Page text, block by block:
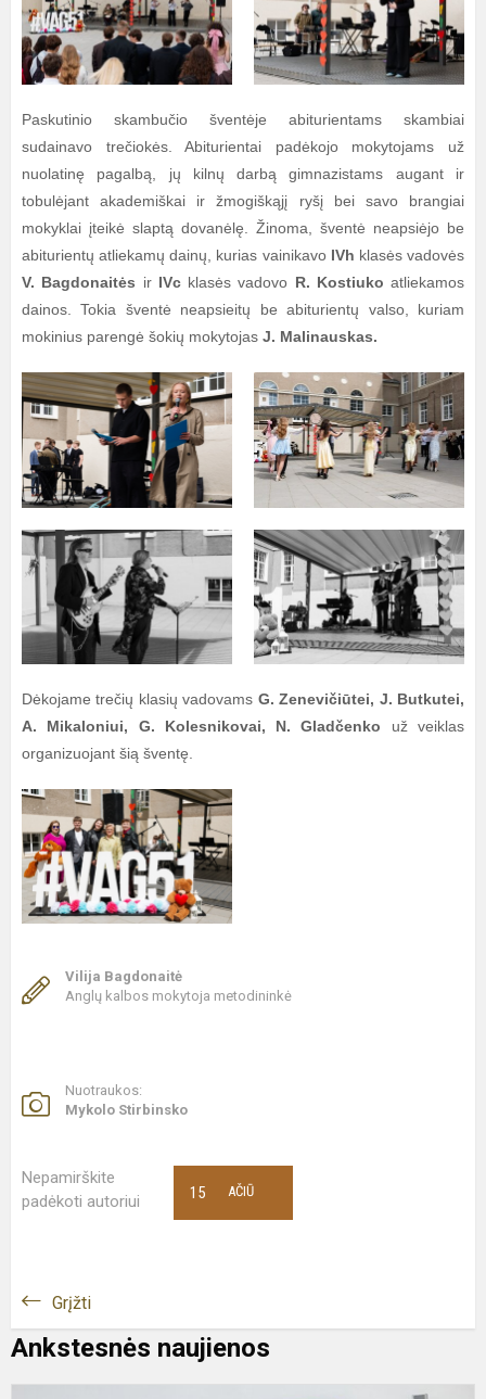
Paskutinio skambučio šventėje abiturientams skambiai
sudainavo trečiokės. Abiturientai padėkojo mokytojams už
nuolatinę pagalbą, jų kilnų darbą gimnazistams augant ir
tobulėjant akademiškai ir žmogiškąjį ryšį bei savo brangiai
mokyklai įteikė slaptą dovanėlę. Žinoma, šventė neapsiėjo be
abiturientų atliekamų dainų, kurias vainikavo IVh klasės vadovės
V. Bagdonaitės ir IVcklasės vadovo R. Kostiuko atliekamos
dainos. Tokia šventė neapsieitų be abiturientų valso, kuriam
mokinius parengė šokių mokytojas J. Malinauskas.
Dėkojame trečių klasių vadovams G. Zenevičiūtei, J. Butkutei,
A. Mikaloniui, G. Kolesnikovai, N. Gladčenko už veiklas
organizuojant šią šventę.
Vilija Bagdonaitė
Anglų kalbos mokytoja metodininkė
Nuotraukos:
Mykolo Stirbinsko
Nepamirškite
padėkoti autoriui
AČIŪ
15
Grįžti
Ankstesnės naujienos